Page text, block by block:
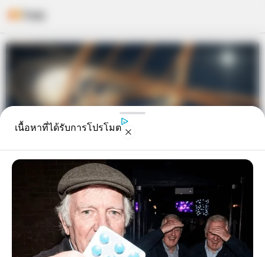
Skip
content
“ดวงดี มีหวัง” 8 ลัคนาราศีดวงจะดี
ขึ้น 4 เดือนเต็มๆ
เนื้อหาที่ได้รับการโปรโมต